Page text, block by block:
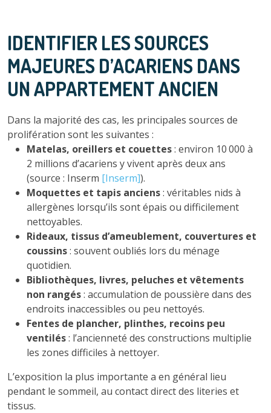
IDENTIFIER LES SOURCES
MAJEURES D’ACARIENS DANS
UN APPARTEMENT ANCIEN
Dans la majorité des cas, les principales sources de
prolifération sont les suivantes :
Matelas, oreillers et couettes: environ 10 000 à
2 millions d’acariens y vivent après deux ans
(source : Inserm [Inserm]).
Moquettes et tapis anciens: véritables nids à
allergènes lorsqu’ils sont épais ou difficilement
nettoyables.
Rideaux, tissus d’ameublement, couvertures et
coussins: souvent oubliés lors du ménage
quotidien.
Bibliothèques, livres, peluches et vêtements
non rangés: accumulation de poussière dans des
endroits inaccessibles ou peu nettoyés.
Fentes de plancher, plinthes, recoins peu
ventilés: l’ancienneté des constructions multiplie
les zones difficiles à nettoyer.
L’exposition la plus importante a en général lieu
pendant le sommeil, au contact direct des literies et
tissus.